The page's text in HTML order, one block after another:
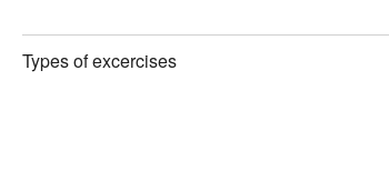
Types of excercises